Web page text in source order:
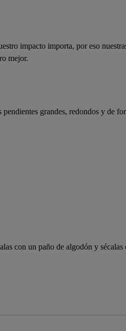
impacto importa, por eso
mejor.
grandes, redondos y de
con un paño de algodón y